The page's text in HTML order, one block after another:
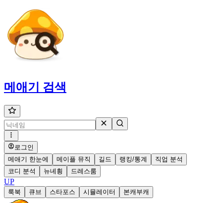
메애기 검색
로그인
메애기 한눈에
메이플 뮤직 길드 랭킹/통계
직업 분석
코디 분석
뉴녜힁 드레스룸
UP
룩북 큐브 스타포스 시뮬레이터 본캐부캐